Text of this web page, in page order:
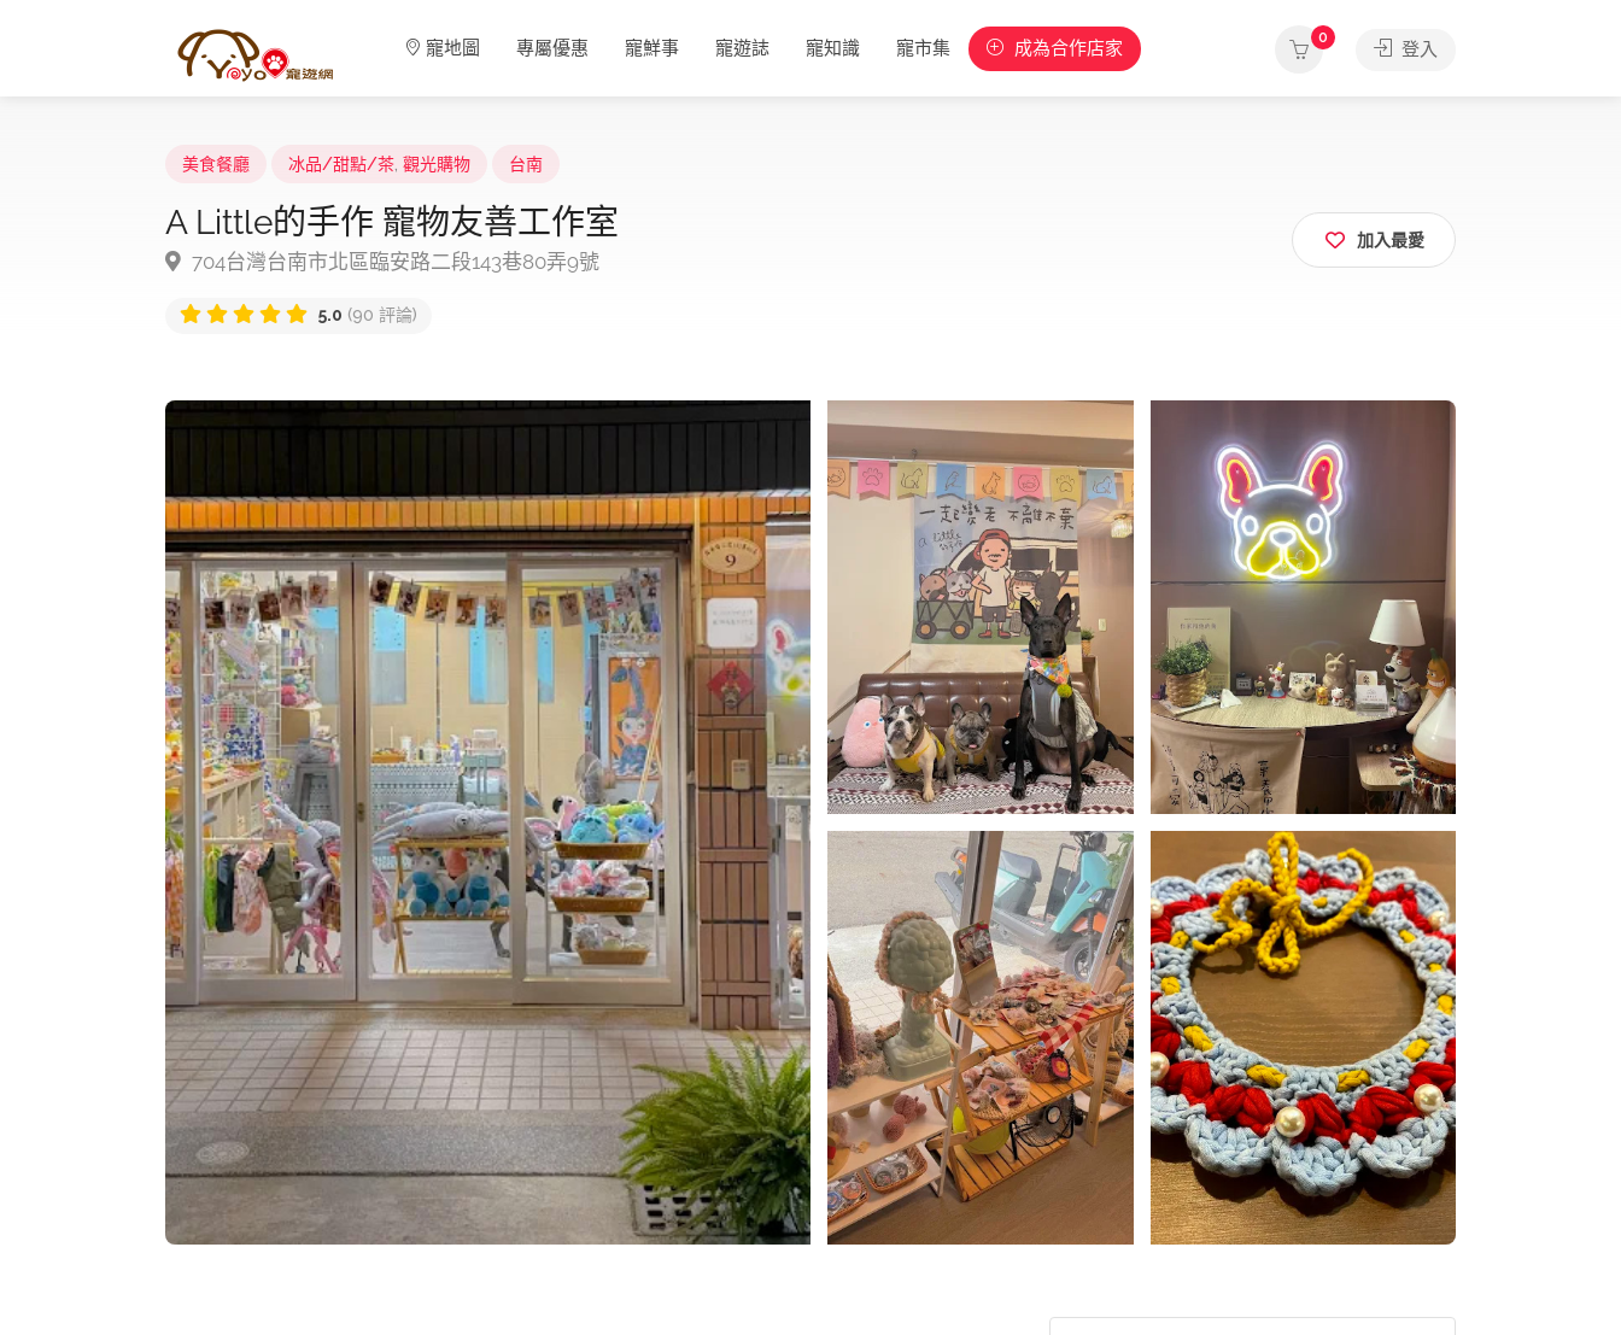
寵地圖 專屬優惠 寵鮮事 寵遊誌 寵知識 寵市集 成為合作店家 0
登入
美食餐廳 冰品/甜點/茶 觀光購物 台南
A Little的手作 寵物友善工作室
704台灣台南市北區臨安路二段143巷80弄9號
5.0 (90 評論)
加入最愛